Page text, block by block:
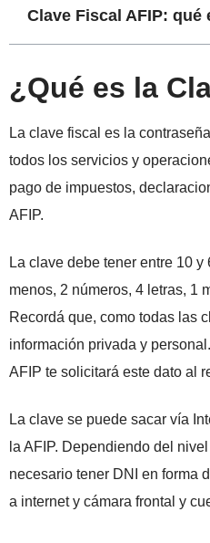
Clave Fiscal AFIP:
¿Qué es la
La clave fiscal es la
todos los servicios y
pago de impuestos,
AFIP.
La clave debe tener entre 10 y
menos, 2 números, 4 letras, 1
Recordá que, como todas las
información privada y
AFIP te solicitará este dato al
La clave se puede sacar vía
la AFIP. Dependiendo del
necesario tener DNI en forma
a internet y cámara frontal y